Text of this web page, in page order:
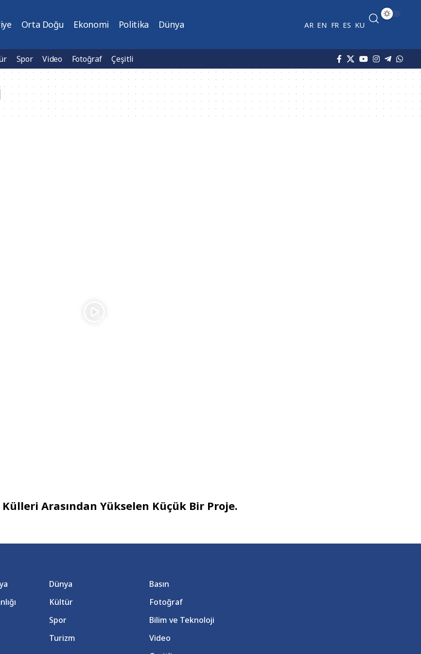
Orta Doğu Ekonomi Politika Dünya AR EN FR ES KU
Spor Video Fotoğraf Çeşitli
Arasından Yükselen Küçük Bir Proje.
Dünya
Kültür
Spor
Turizm
Basın
Fotoğraf
Bilim ve Teknoloji
Video